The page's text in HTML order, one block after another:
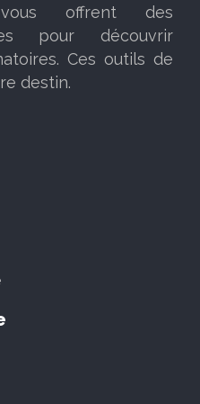
offrent des
pour découvrir
Ces outils de
destin.